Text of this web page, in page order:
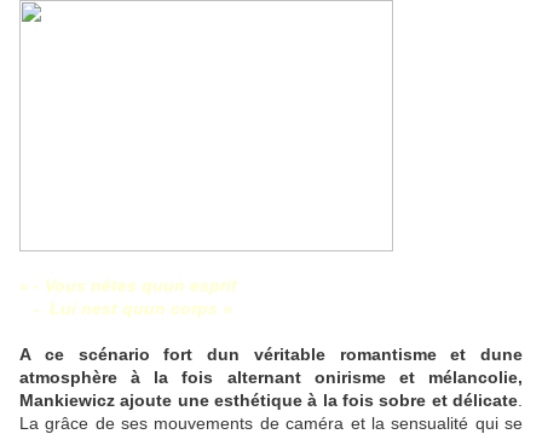
« - Vous nêtes quun esprit
- Lui nest quun corps »
A ce scénario fort dun véritable romantisme et dune
atmosphère à la fois alternant onirisme et mélancolie,
Mankiewicz ajoute une esthétique à la fois sobre et délicate
La grâce de ses mouvements de caméra et la sensualité qui se